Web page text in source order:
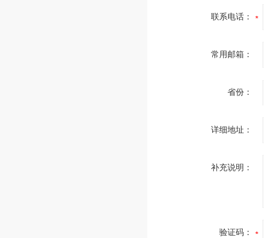
联系电话：
常用邮箱：
省份：
详细地址：
补充说明：
验证码：